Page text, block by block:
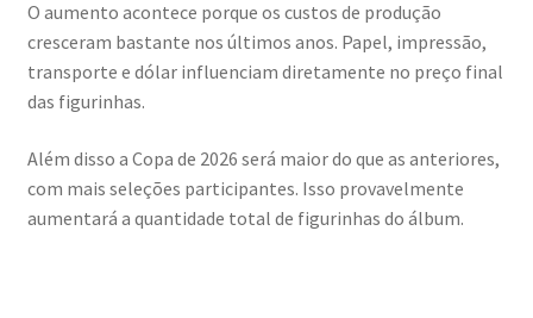
O aumento acontece porque os custos de produção
cresceram bastante nos últimos anos. Papel, impressão,
transporte e dólar influenciam diretamente no preço final
das figurinhas.
Além disso a Copa de 2026 será maior do que as anteriores,
com mais seleções participantes. Isso provavelmente
aumentará a quantidade total de figurinhas do álbum.